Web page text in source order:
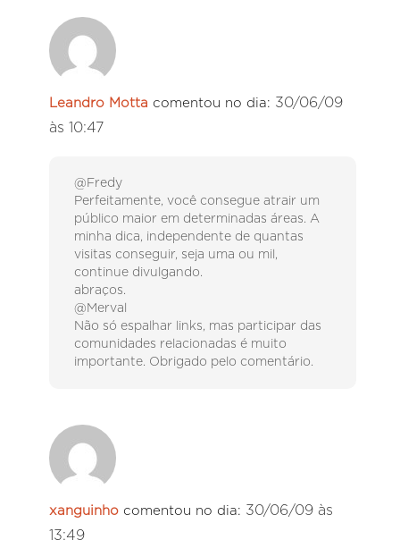
Leandro Motta comentou no dia: 30/06/09
às 10:47
@Fredy
Perfeitamente, você consegue atrair um
público maior em determinadas áreas. A
minha dica, independente de quantas
visitas conseguir, seja uma ou mil,
continue divulgando.
abraços.
@Merval
Não só espalhar links, mas participar das
comunidades relacionadas é muito
importante. Obrigado pelo comentário.
xanguinho comentou no dia: 30/06/09 às
13:49